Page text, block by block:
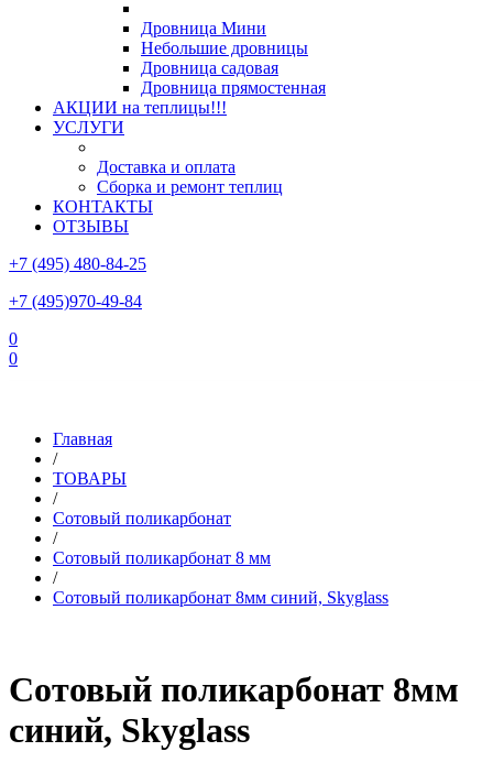
Дровница Мини
Небольшие дровницы
Дровница садовая
Дровница прямостенная
АКЦИИ на теплицы!!!
УСЛУГИ
Доставка и оплата
Сборка и ремонт теплиц
КОНТАКТЫ
ОТЗЫВЫ
+7 (495) 480-84-25
+7 (495)970-49-84
0
0
Главная
/
ТОВАРЫ
/
Сотовый поликарбонат
/
Сотовый поликарбонат 8 мм
/
Сотовый поликарбонат 8мм синий, Skyglass
Сотовый поликарбонат 8мм
синий, Skyglass